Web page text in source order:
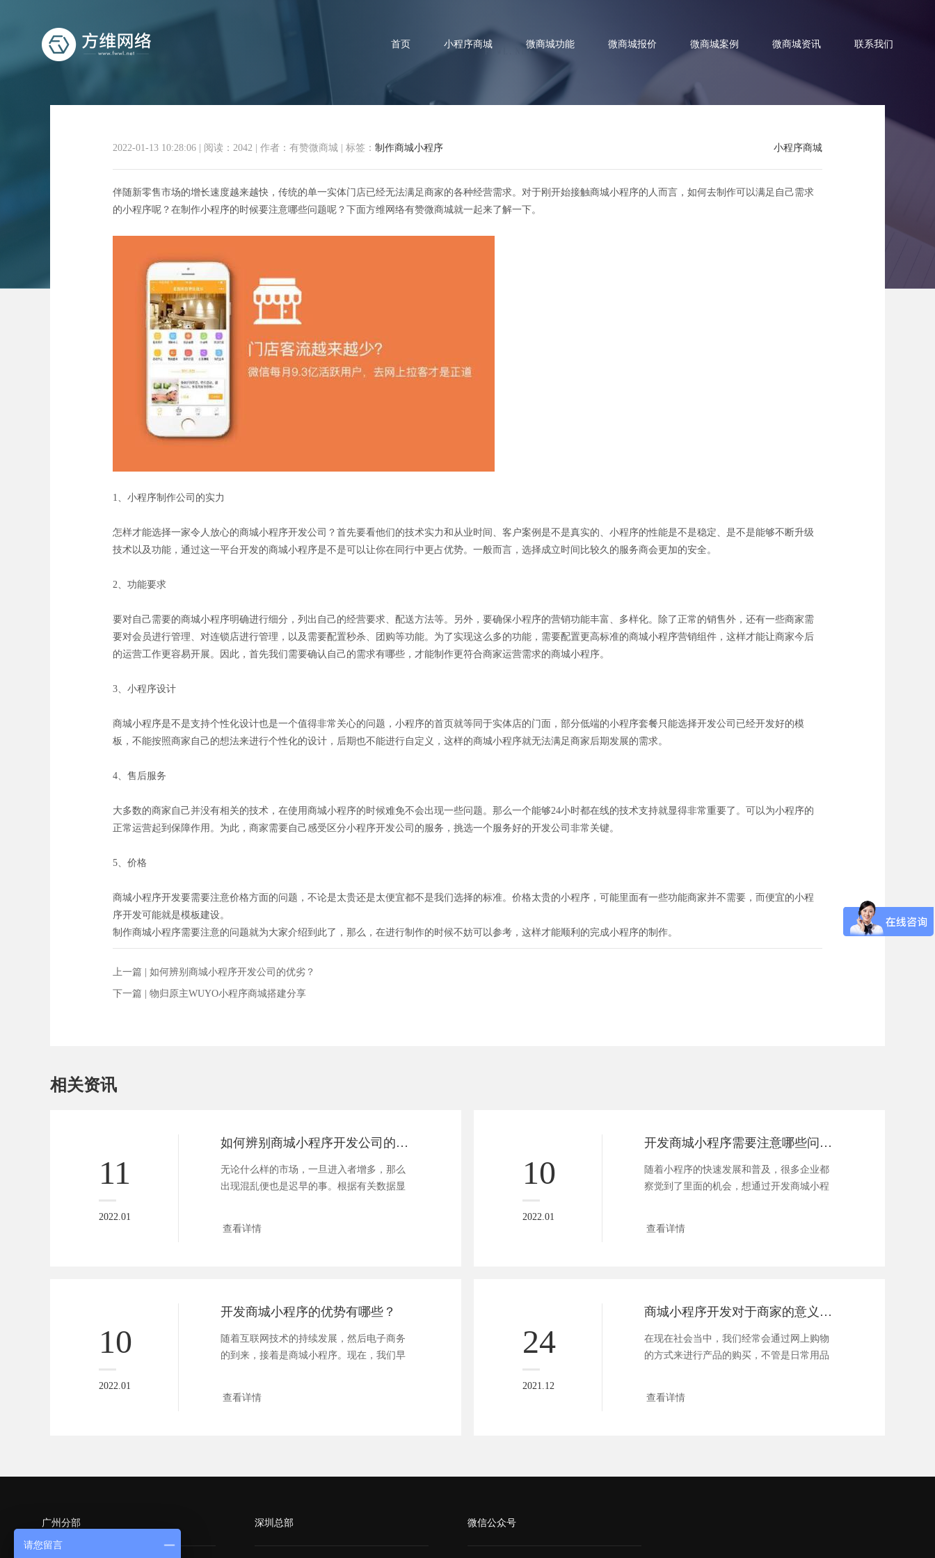
首页 小程序商城 微商城功能 微商城报价 微商城案例 微商城资讯 联系我们
制作商城小程序需要注意什么？
小程序商城
2022-01-13 10:28:06 阅读：2042 作者：有赞微商城 标签： 制作商城小程序
伴随新零售市场的增长速度越来越快，传统的单一实体门店已经无法满足商家的各种经营需求。对于刚开始接触商城小程序的人而言，如何去制作可以满足自己需求
的小程序呢？在制作小程序的时候要注意哪些问题呢？下面方维网络有赞微商城就一起来了解一下。
1、小程序制作公司的实力
怎样才能选择一家令人放心的商城小程序开发公司？首先要看他们的技术实力和从业时间、客户案例是不是真实的、小程序的性能是不是稳定、是不是能够不断升级
技术以及功能，通过这一平台开发的商城小程序是不是可以让你在同行中更占优势。一般而言，选择成立时间比较久的服务商会更加的安全。
2、功能要求
要对自己需要的商城小程序明确进行细分，列出自己的经营要求、配送方法等。另外，要确保小程序的营销功能丰富、多样化。除了正常的销售外，还有一些商家需
要对会员进行管理、对连锁店进行管理，以及需要配置秒杀、团购等功能。为了实现这么多的功能，需要配置更高标准的商城小程序营销组件，这样才能让商家今后
的运营工作更容易开展。因此，首先我们需要确认自己的需求有哪些，才能制作更符合商家运营需求的商城小程序。
3、小程序设计
商城小程序是不是支持个性化设计也是一个值得非常关心的问题，小程序的首页就等同于实体店的门面，部分低端的小程序套餐只能选择开发公司已经开发好的模
板，不能按照商家自己的想法来进行个性化的设计，后期也不能进行自定义，这样的商城小程序就无法满足商家后期发展的需求。
4、售后服务
大多数的商家自己并没有相关的技术，在使用商城小程序的时候难免不会出现一些问题。那么一个能够24小时都在线的技术支持就显得非常重要了。可以为小程序的
正常运营起到保障作用。为此，商家需要自己感受区分小程序开发公司的服务，挑选一个服务好的开发公司非常关键。
5、价格
商城小程序开发要需要注意价格方面的问题，不论是太贵还是太便宜都不是我们选择的标准。价格太贵的小程序，可能里面有一些功能商家并不需要，而便宜的小程
序开发可能就是模板建设。
制作商城小程序需要注意的问题就为大家介绍到此了，那么，在进行制作的时候不妨可以参考，这样才能顺利的完成小程序的制作。
上一篇 | 如何辨别商城小程序开发公司的优劣？
下一篇 | 物归原主WUYO小程序商城搭建分享
相关资讯
11
2022.01
如何辨别商城小程序开发公司的优劣？
无论什么样的市场，一旦进入者增多，那么
出现混乱便也是迟早的事。根据有关数据显
查看详情
10
2022.01
开发商城小程序需要注意哪些问题？
随着小程序的快速发展和普及，很多企业都
察觉到了里面的机会，想通过开发商城小程
查看详情
10
2022.01
开发商城小程序的优势有哪些？
随着互联网技术的持续发展，然后电子商务
的到来，接着是商城小程序。现在，我们早
查看详情
24
2021.12
商城小程序开发对于商家的意义有哪些
在现在社会当中，我们经常会通过网上购物
的方式来进行产品的购买，不管是日常用品
查看详情
广州分部 深圳总部 微信公众号
请您留言